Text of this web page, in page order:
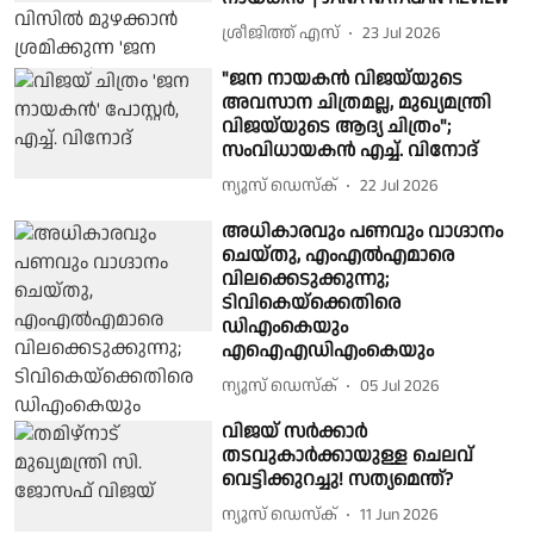
ശ്രീജിത്ത് എസ് 23 Jul 2026
"ജന നായകൻ വിജയ്‌യുടെ
അവസാന ചിത്രമല്ല, മുഖ്യമന്ത്രി
വിജയ്‌യുടെ ആദ്യ ചിത്രം";
സംവിധായകൻ എച്ച്. വിനോദ്
ന്യൂസ് ഡെസ്ക് 22 Jul 2026
അധികാരവും പണവും വാഗ്ദാനം
ചെയ്തു, എംഎല്‍എമാരെ
വിലക്കെടുക്കുന്നു;
ടിവികെയ്ക്കെതിരെ
ഡിഎംകെയും
എഐഎഡിഎംകെയും
ന്യൂസ് ഡെസ്ക് 05 Jul 2026
വിജയ് സർക്കാർ
തടവുകാർക്കായുള്ള ചെലവ്
വെട്ടിക്കുറച്ചു! സത്യമെന്ത്?
ന്യൂസ് ഡെസ്ക് 11 Jun 2026